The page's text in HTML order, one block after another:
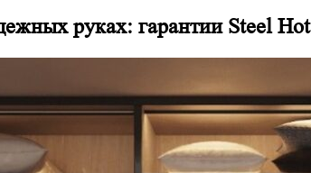
руках: гарантии Steel Hot